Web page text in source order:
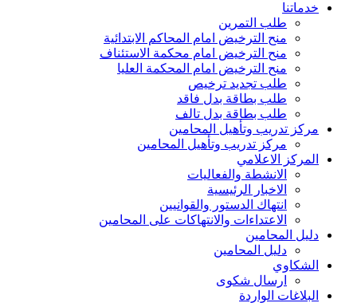
خدماتنا
طلب التمرين
منح الترخيض امام المحاكم الابتدائية
منح الترخيض امام محكمة الاستئناف
منح الترخيض امام المحكمة العليا
طلب تجديد ترخيص
طلب بطاقة بدل فاقد
طلب بطاقة بدل تالف
مركز تدريب وتأهيل المحامين
مركز تدريب وتأهيل المحامين
المركز الاعلامي
الانشطة والفعاليات
الاخبار الرئيسية
انتهاك الدستور والقوانيين
الاعتداءات والانتهاكات على المحامين
دليل المحامين
دليل المحامين
الشكاوي
ارسال شكوى
البلاغات الواردة